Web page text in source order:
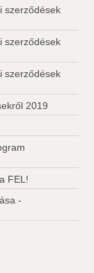
szerződések
szerződések
szerződések
2019
FEL!
-